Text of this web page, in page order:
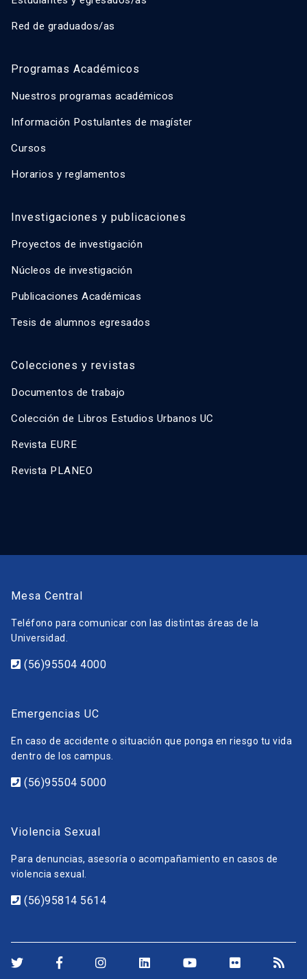
Red de graduados/as
Programas Académicos
Nuestros programas académicos
Información Postulantes de magíster
Cursos
Horarios y reglamentos
Investigaciones y publicaciones
Proyectos de investigación
Núcleos de investigación
Publicaciones Académicas
Tesis de alumnos egresados
Colecciones y revistas
Documentos de trabajo
Colección de Libros Estudios Urbanos UC
Revista EURE
Revista PLANEO
Mesa Central
Teléfono para comunicar con las distintas áreas de la
Universidad.
(56)95504 4000
Emergencias UC
En caso de accidente o situación que ponga en riesgo tu vida
dentro de los campus.
(56)95504 5000
Violencia Sexual
Para denuncias, asesoría o acompañamiento en casos de
violencia sexual.
(56)95814 5614